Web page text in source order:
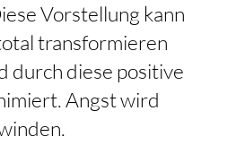
Vorstellung kann
transformieren
durch diese positive
Angst wird